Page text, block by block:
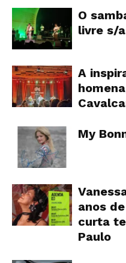
O
livre s/
A
My
anos
curta
Paulo